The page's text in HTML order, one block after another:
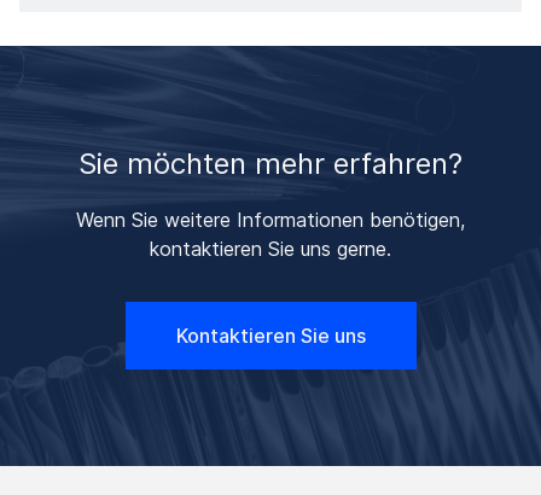
Sie möchten mehr erfahren?
Wenn Sie weitere Informationen benötigen,
kontaktieren Sie uns gerne.
Kontaktieren Sie uns